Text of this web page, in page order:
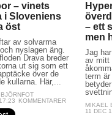
– vinets
i Sloveniens
öst
av solvarma
nyslagen äng.
Drava breder
ut sig som ett
över de
kullarna. Här,...
KOMMENTARER
– ett
men
Jag
av mitt
term
MIKAEL
11 DEC